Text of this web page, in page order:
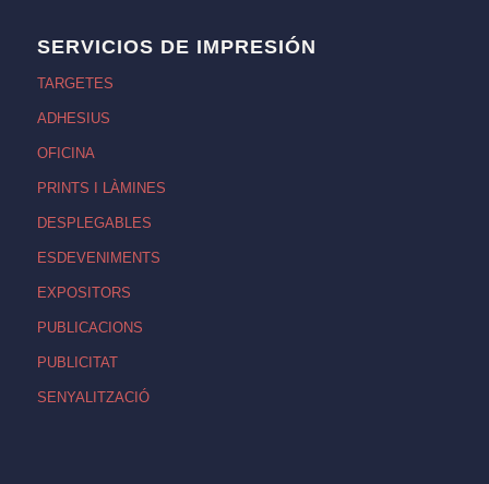
SERVICIOS DE IMPRESIÓN
TARGETES
ADHESIUS
OFICINA
PRINTS I LÀMINES
DESPLEGABLES
ESDEVENIMENTS
EXPOSITORS
PUBLICACIONS
PUBLICITAT
SENYALITZACIÓ